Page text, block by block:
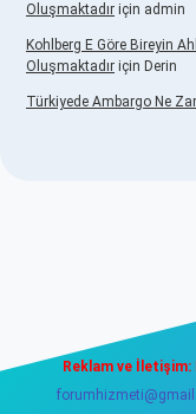
Oluşmaktadır için admin
Kohlberg E Göre Bireyin
Oluşmaktadır için Derin
Türkiyede Ambargo Ne
Reklam ve İletişim: